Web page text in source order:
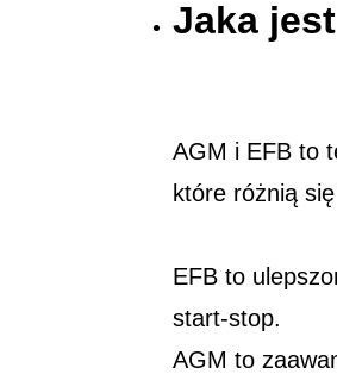
Jaka
AGM i EFB to
które różnią
EFB to
start-stop.
AGM to